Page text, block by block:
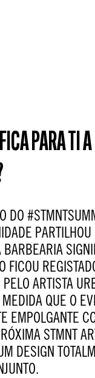
PARA TI A
DO
PARTILHOU
BARBEARIA
FICOU
ARTISTA
QUE O
EMPOLGANTE
STMNT
DESIGN